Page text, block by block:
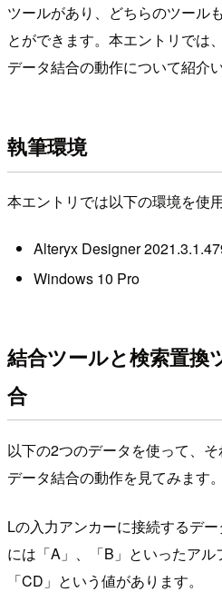
ツールがあり、どちらのツール
とができます。本エントリでは
データ結合の動作について紹介
執筆環境
本エントリでは以下の環境を使
Alteryx Designer
Windows 10 Pro
結合ツールと検索置換
合
以下の2つのデータを使って、
データ結合の動作を見てみます。
Lの入力アンカーに接続するデ
には「A」、「B」といったアル
「CD」という値があります。